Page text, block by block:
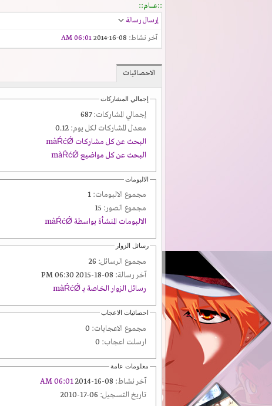
::عـــــام::
إرسال رسالة
آخر نشاط:
06:01 AM
الاحصائيات
إجمالي المشاركات
إجمالي المشاركات:687
معدل المشاركات لكل يوم:
البحث عن كل مشاركات màŔćǾ
البحث عن كل مواضيع màŔćǾ
الالبومات
مجموع الالبومات:
مجموع الصور:
الالبومات المنشأة بواسطة màŔćǾ
رسائل الزوار
مجموع الرسائل:
آخر رسالة:
رسائل الزوار الخاصة بـ màŔćǾ
احصائيات الاعجاب
مجموع الاعجابات:
ارسلت اعجاب:
معلومات عامة
آخر نشاط:
06:01 AM
تاريخ التسجيل: